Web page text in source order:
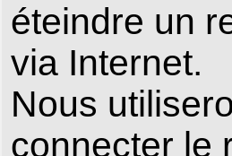
éteindre un
via Internet.
Nous
connecter le